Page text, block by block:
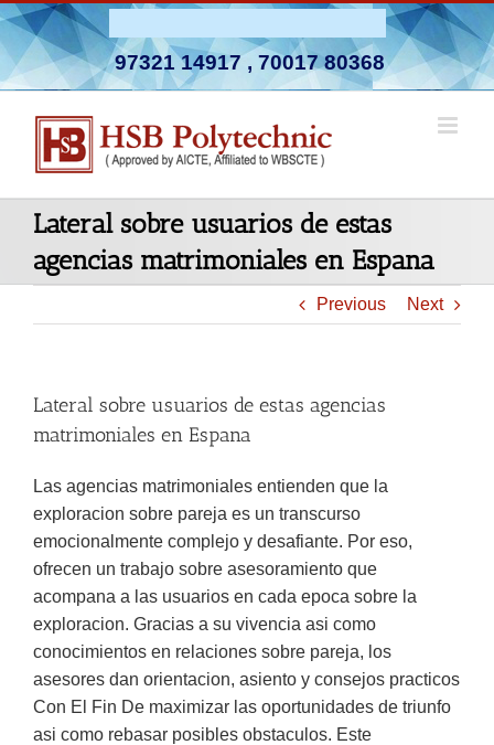
Skip
to
content
97321 14917, 70017 80368
Lateral sobre usuarios de estas
agencias matrimoniales en Espana
Previous Next
Lateral sobre usuarios de estas agencias
matrimoniales en Espana
Las agencias matrimoniales entienden que la
exploracion sobre pareja es un transcurso
emocionalmente complejo y desafiante. Por eso,
ofrecen un trabajo sobre asesoramiento que
acompana a las usuarios en cada epoca sobre la
exploracion. Gracias a su vivencia asi­ como
conocimientos en relaciones sobre pareja, los
asesores dan orientacion, asiento y consejos practicos
Con El Fin De maximizar las oportunidades de triunfo
asi­ como rebasar posibles obstaculos. Este